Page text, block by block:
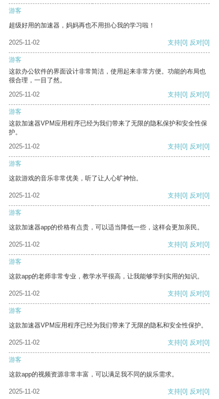
游客
超级好用的加速器，妈妈再也不用担心我的学习啦！
2025-11-02 支持[0] 反对[0]
游客
这款办公软件的界面设计非常简洁，使用起来非常方便。功能的布局也
很合理，一目了然。
2025-11-02
支持[0] 反对[0]
游客
这款加速器VPM应用程序已经为我们带来了无限的隐私保护和安全性保
护。
2025-11-02
支持[0] 反对[0]
游客
这款游戏的音乐非常优美，听了让人心旷神怡。
2025-11-02 支持[0] 反对[0]
游客
这款加速器app的价格有点贵，可以适当降低一些，这样会更加亲民。
2025-11-02 支持[0] 反对[0]
游客
这款app的老师非常专业，教学水平很高，让我能够学到实用的知识。
2025-11-02 支持[0] 反对[0]
游客
这款加速器VPM应用程序已经为我们带来了无限的隐私和安全性保护。
2025-11-02 支持[0] 反对[0]
游客
这款app的视频资源非常丰富，可以满足我不同的娱乐需求。
2025-11-02 支持[0] 反对[0]